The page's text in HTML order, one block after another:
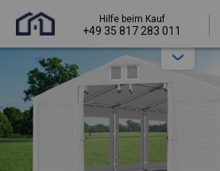
Hilfe beim Kauf
+49 35 817 283 011